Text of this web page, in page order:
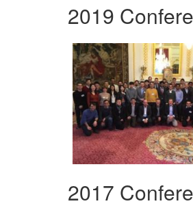
2019
2017